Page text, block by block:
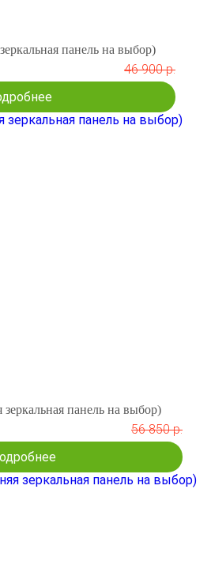
панель на выбор)
46 900 р.
панель на выбор)
56 850 р.